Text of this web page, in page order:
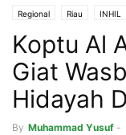
Regional Riau INHIL
Koptu Al
Giat
Hidayah
By Muhammad Yusuf -